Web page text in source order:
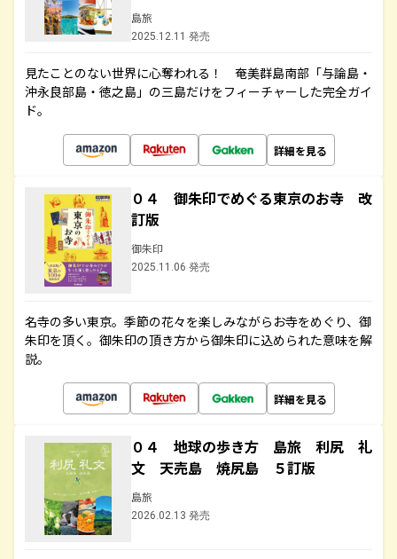
島旅
2025.12.11 発売
見たことのない世界に心奪われる！ 奄美群島南部「与論島・
沖永良部島・徳之島」の三島だけをフィーチャーした完全ガイ
ド。
詳細を見る
０４ 御朱印でめぐる東京のお寺 改
訂版
御朱印
2025.11.06 発売
名寺の多い東京。季節の花々を楽しみながらお寺をめぐり、御
朱印を頂く。御朱印の頂き方から御朱印に込められた意味を解
説。
詳細を見る
０４ 地球の歩き方 島旅 利尻 礼
文 天売島 焼尻島 ５訂版
島旅
2026.02.13 発売